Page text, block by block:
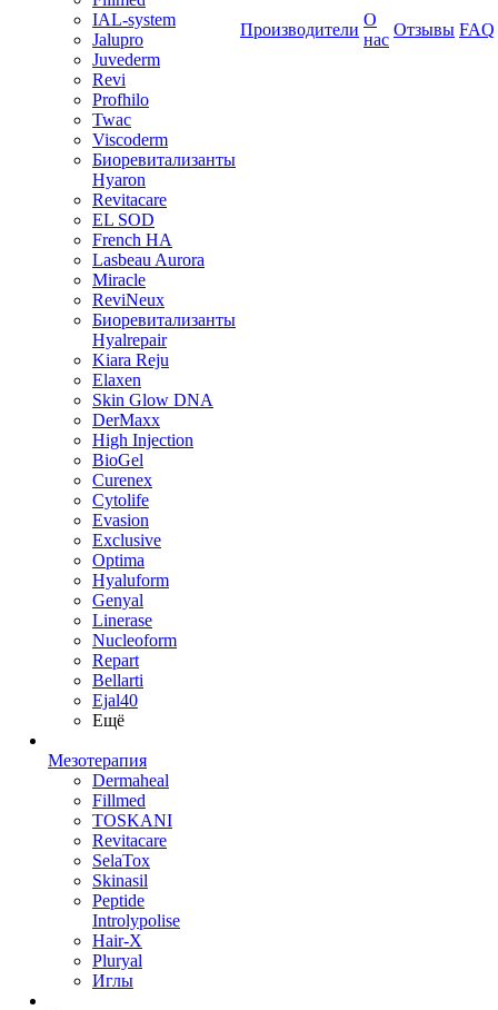
IAL-system
Jalupro
Juvederm
Revi
Profhilo
Twac
Viscoderm
Биоревитализанты
Hyaron
Revitacare
EL SOD
French HA
Lasbeau Aurora
Miracle
ReviNeux
Биоревитализанты
Hyalrepair
Kiara Reju
Elaxen
Skin Glow DNA
DerMaxx
High Injection
BioGel
Curenex
Cytolife
Evasion
Exclusive
Optima
Hyaluform
Genyal
Linerase
Nucleoform
Repart
Bellarti
Ejal40
Ещё
Мезотерапия
Dermaheal
Fillmed
TOSKANI
Revitacare
SelaTox
Skinasil
Peptide
Introlypolise
Hair-X
Pluryal
Иглы
Производители
О
нас
Отзывы FAQ